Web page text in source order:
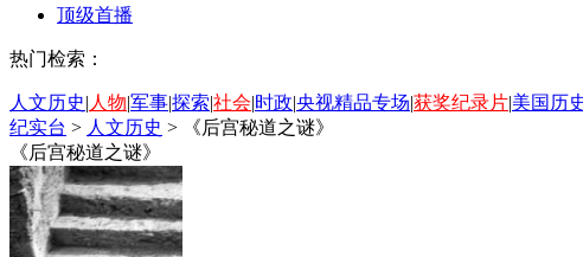
顶级首播
热门检索：
人文历史| 人物|军事|探索|社会|时政|央视精品专场|获奖纪录片|美国历
纪实台 > 人文历史 >
《后宫秘道之谜》
《后宫秘道之谜》